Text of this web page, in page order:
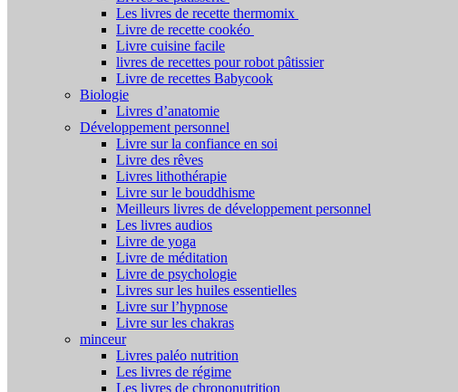
Les livres de recette thermomix
Livre de recette cookéo
Livre cuisine facile
livres de recettes pour robot pâtissier
Livre de recettes Babycook
Biologie
Livres d’anatomie
Développement personnel
Livre sur la confiance en soi
Livre des rêves
Livres lithothérapie
Livre sur le bouddhisme
Meilleurs livres de développement personnel
Les livres audios
Livre de yoga
Livre de méditation
Livre de psychologie
Livres sur les huiles essentielles
Livre sur l’hypnose
Livre sur les chakras
minceur
Livres paléo nutrition
Les livres de régime
Les livres de chrononutrition